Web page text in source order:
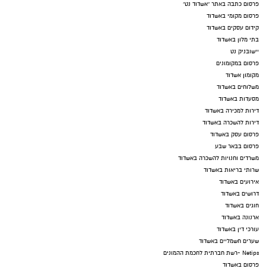
פרסום כתבה באתר "אשדוד נט"
פרסום מקומי באשדוד
קידום עסקים באשדוד
בתי מלון באשדוד
יישובניק נט
פרסום במקומונים
מקומון אשדוד
משלוחים באשדוד
מסעדות באשדוד
דירות למכירה באשדוד
דירות להשכרה באשדוד
פרסום עסק באשדוד
פרסום בבאר שבע
משרדים וחנויות להשכרה באשדוד
שרותי בריאות באשדוד
אירועים באשדוד
דרושים באשדוד
חוגים באשדוד
ארנונה באשדוד
עורכי דין באשדוד
שערים חשמליים באשדוד
Netips -רשת חברתית לחכמת ההמונים
פרסום באשדוד